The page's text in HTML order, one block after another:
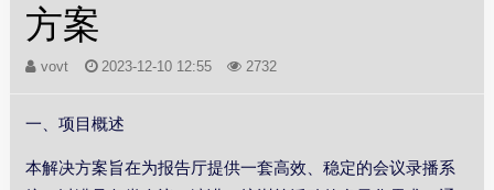
方案
vovt 2023-12-10 12:55 2732
一、项目概述
本解决方案旨在为报告厅提供一套高效、稳定的会议录播系